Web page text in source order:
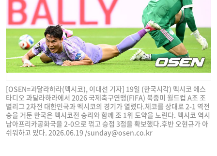
[OSEN=과달라하라(멕시코), 이대선 기자] 19일 (한국시각) 멕시코 에스
타디오 과달라하라에서 2026 국제축구연맹(FIFA) 북중미 월드컵 A조 조
별리그 2차전 대한민국과 멕시코의 경기가 열렸다.체코를 상대로 2-1 역전
승을 거둔 한국은 멕시코전 승리와 함께 조 1위 도약을 노린다. 멕시코 역시
남아프리카공화국을 2-0으로 꺾고 승점 3점을 확보했다.후반 오현규가 아
쉬워하고 있다. 2026.06.19 /sunday@osen.co.kr